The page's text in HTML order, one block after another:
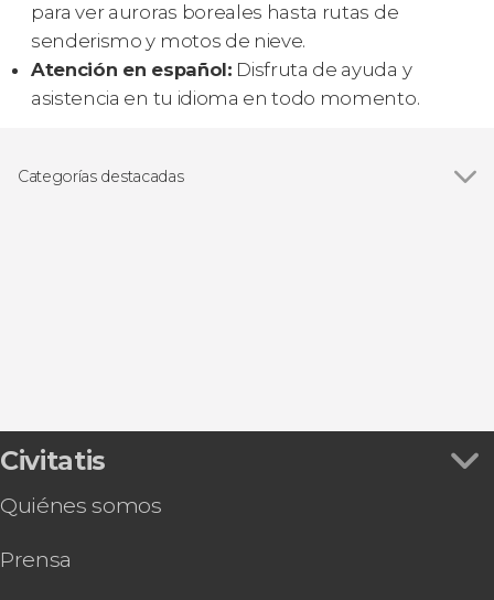
para ver auroras boreales hasta rutas de
senderismo y motos de nieve.
Atención en español: Disfruta de ayuda y
asistencia en tu idioma en todo momento.
Categorías destacadas
Civitatis
Quiénes somos
Prensa